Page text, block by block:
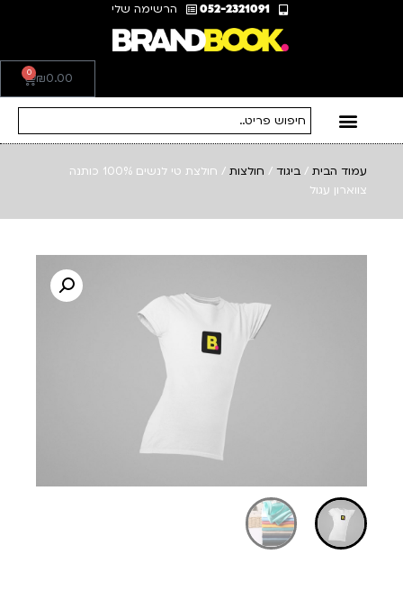
052-2321091 הרשימה שלי
₪0.00
0
עמוד הבית / ביגוד / חולצות
/ חולצת טי לנשים 100% כותנה
צווארון עגול